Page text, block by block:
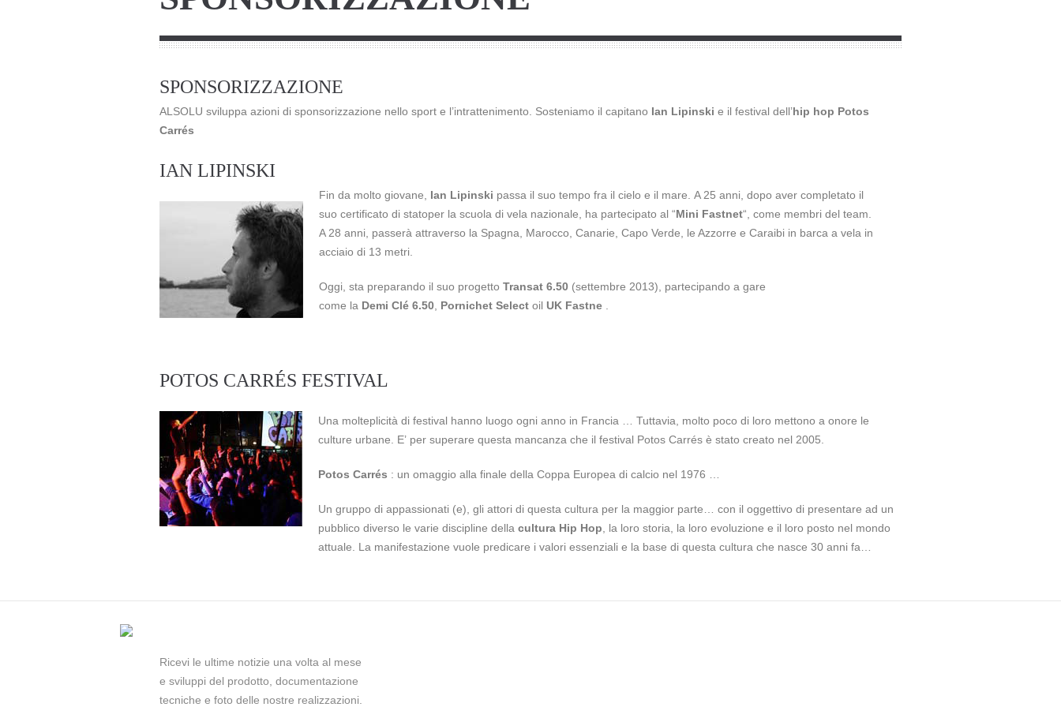
SPONSORIZZAZIONE
ALSOLU sviluppa azioni di sponsorizzazione nello sport e l’intrattenimento. Sosteniamo il capitano Ian Lipinski e il festival dell’hip hop Potos
Carrés
IAN LIPINSKI
Fin da molto giovane, Ian Lipinski passa il suo tempo fra il cielo e il mare. A 25 anni, dopo aver completato il
suo certificato di statoper la scuola di vela nazionale, ha partecipato al “Mini Fastnet“, come membri del team.
A 28 anni, passerà attraverso la Spagna, Marocco, Canarie, Capo Verde, le Azzorre e Caraibi in barca a vela in
acciaio di 13 metri.
Oggi, sta preparando il suo progetto Transat 6.50 (settembre 2013), partecipando a gare
come la Demi Clé 6.50 Pornichet Select oil UK Fastne
POTOS CARRÉS FESTIVAL
Una molteplicità di festival hanno luogo ogni anno in Francia … Tuttavia, molto poco di loro mettono a onore le
culture urbane. E’ per superare questa mancanza che il festival Potos Carrés è stato creato nel 2005.
Potos Carrés : un omaggio alla finale della Coppa Europea di calcio nel 1976 …
Un gruppo di appassionati (e), gli attori di questa cultura per la maggior parte… con il oggettivo di presentare ad un
pubblico diverso le varie discipline della cultura Hip Hop , la loro storia, la loro evoluzione e il loro posto nel mondo
attuale. La manifestazione vuole predicare i valori essenziali e la base di questa cultura che nasce 30 anni fa…
Ricevi le ultime notizie una volta al mese
e sviluppi del prodotto, documentazione
tecniche e foto delle nostre realizzazioni.